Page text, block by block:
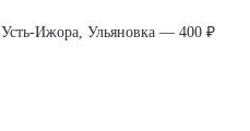
Ижора, Ульяновка — 400 ₽